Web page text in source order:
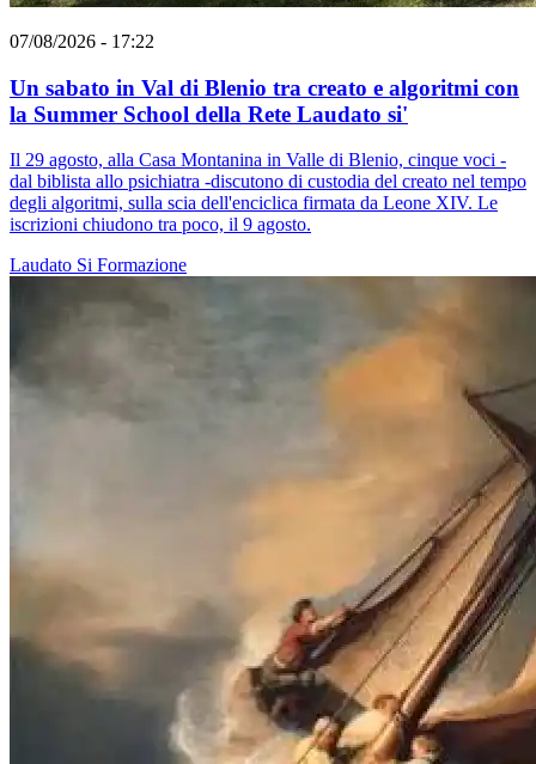
07/08/2026 - 17:22
Un sabato in Val di Blenio tra creato e algoritmi con
la Summer School della Rete Laudato si'
Il 29 agosto, alla Casa Montanina in Valle di Blenio, cinque voci -
dal biblista allo psichiatra -discutono di custodia del creato nel tempo
degli algoritmi, sulla scia dell'enciclica firmata da Leone XIV. Le
iscrizioni chiudono tra poco, il 9 agosto.
Laudato Si Formazione